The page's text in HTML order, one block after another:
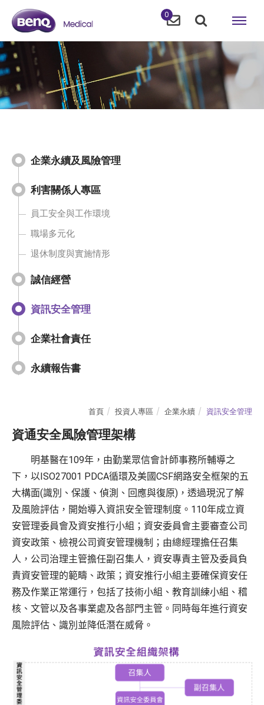
0
企業永續及風險管理
利害關係人專區
員工安全與工作環境
職場多元化
退休制度與實施情形
誠信經營
資訊安全管理
企業社會責任
永續報告書
首頁 投資人專區 企業永續 資訊安全管理
資通安全風險管理架構
明基醫在109年，由勤業眾信會計師事務所輔導之
下，以 ISO27001 PDCA循環及美國CSF網路安全框架的五
大構面(識別、保護、偵測、回應與復原) ，透過現況了解
及風險評估，開始導入資訊安全管理制度。 110年成立資
安管理委員會及資安推行小組；資安委員會主要審查公司
資安政策、檢視公司資安管理機制；由總經理擔任召集
人，公司治理主管擔任副召集人，資安專責主管及委員負
責資安管理的範疇、政策；資安推行小組主要確保資安任
務及作業正常運行，包括了技術小組、教育訓練小組、稽
核、文管以及各事業處及各部門主管。同時每年進行資安
風險評估、識別並降低潛在威脅。